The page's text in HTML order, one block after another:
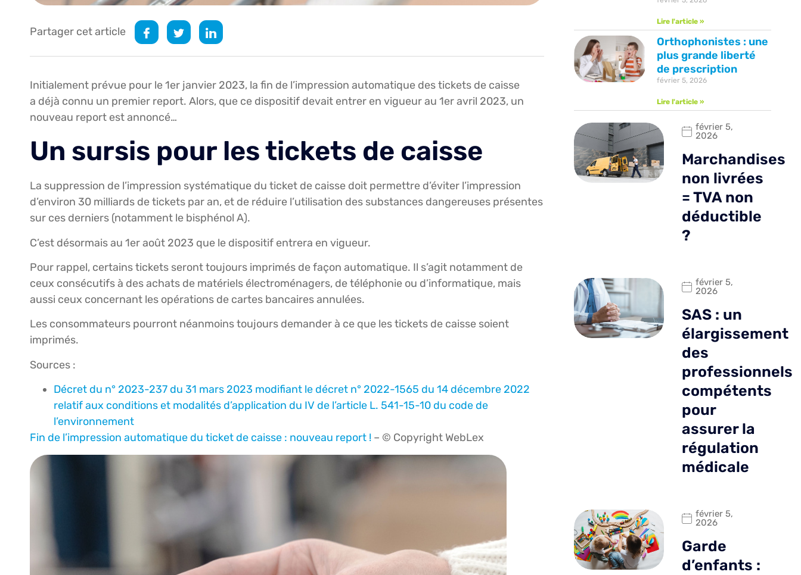
Partager cet article
Initialement prévue pour le 1er janvier 2023, la fin de l’impression automatique des tickets de caisse
a déjà connu un premier report. Alors, que ce dispositif devait entrer en vigueur au 1er avril 2023, un
nouveau report est annoncé…
Un sursis pour les tickets de caisse
La suppression de l’impression systématique du ticket de caisse doit permettre d’éviter l’impression
d’environ 30 milliards de tickets par an, et de réduire l’utilisation des substances dangereuses présentes
sur ces derniers (notamment le bisphénol A).
C’est désormais au 1er août 2023 que le dispositif entrera en vigueur.
Pour rappel, certains tickets seront toujours imprimés de façon automatique. Il s’agit notamment de
ceux consécutifs à des achats de matériels électroménagers, de téléphonie ou d’informatique, mais
aussi ceux concernant les opérations de cartes bancaires annulées.
Les consommateurs pourront néanmoins toujours demander à ce que les tickets de caisse soient
imprimés.
Sources :
Décret du n° 2023-237 du 31 mars 2023 modifiant le décret n° 2022-1565 du 14 décembre 2022
relatif aux conditions et modalités d’application du IV de l’article L. 541-15-10 du code de
l’environnement
Fin de l’impression automatique du ticket de caisse : nouveau report ! – © Copyright WebLex
Lire l'article »
Orthophonistes : une
plus grande liberté
de prescription
février 5, 2026
Lire l'article »
février 5,
2026
Marchandises
non livrées
= TVA non
déductible
?
février 5,
2026
SAS : un
élargissement
des
professionnels
compétents
pour
assurer la
régulation
médicale
février 5,
2026
Garde
d’enfants :